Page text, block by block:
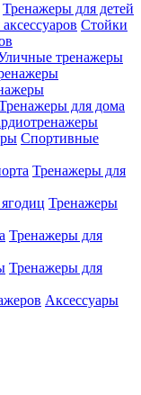
Тренажеры для детей
Стойки
тренажеры
для дома
Спортивные
Тренажеры для
Тренажеры
Тренажеры для
Тренажеры для
Аксессуары